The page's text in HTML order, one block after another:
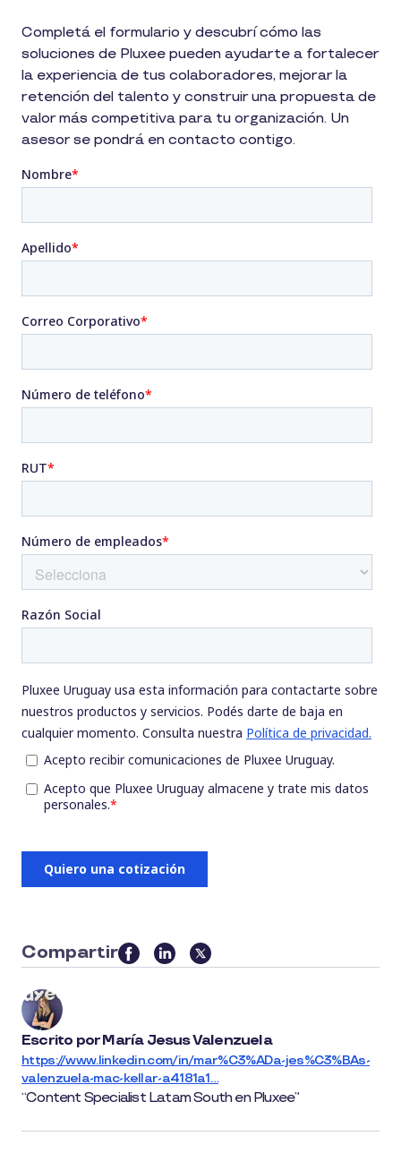
Completá el formulario y descubrí cómo las
soluciones de Pluxee pueden ayudarte a fortalecer
la experiencia de tus colaboradores, mejorar la
retención del talento y construir una propuesta de
valor más competitiva para tu organización. Un
asesor se pondrá en contacto contigo.
Compartir
this
article
on
social
media
Escrito porMaría Jesus Valenzuela
https://www.linkedin.com/in/mar%C3%ADa-jes%C3%BAs-
valenzuela-mac-kellar-a4181a1…
Content Specialist Latam South en Pluxee